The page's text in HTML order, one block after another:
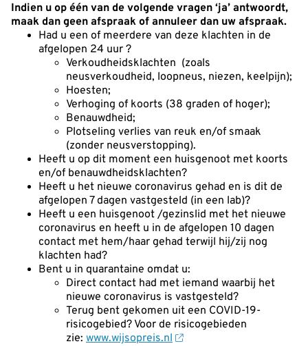
Indien u op één van de volgende vragen ‘ja’ antwoordt,
maak dan geen afspraak of annuleer dan uw afspraak.
Had u een of meerdere van deze klachten in de
afgelopen 24 uur ?
Verkoudheidsklachten (zoals
neusverkoudheid, loopneus, niezen, keelpijn);
Hoesten;
Verhoging of koorts (38 graden of hoger);
Benauwdheid;
Plotseling verlies van reuk en/of smaak
(zonder neusverstopping).
Heeft u op dit moment een huisgenoot met koorts
en/of benauwdheidsklachten?
Heeft u het nieuwe coronavirus gehad en is dit de
afgelopen 7 dagen vastgesteld (in een lab)?
Heeft u een huisgenoot /gezinslid met het nieuwe
coronavirus en heeft u in de afgelopen 10 dagen
contact met hem/haar gehad terwijl hij/zij nog
klachten had?
Bent u in quarantaine omdat u:
Direct contact had met iemand waarbij het
nieuwe coronavirus is vastgesteld?
Terug bent gekomen uit een COVID-19-
risicogebied? Voor de risicogebieden
zie: www.wijsopreis.nl